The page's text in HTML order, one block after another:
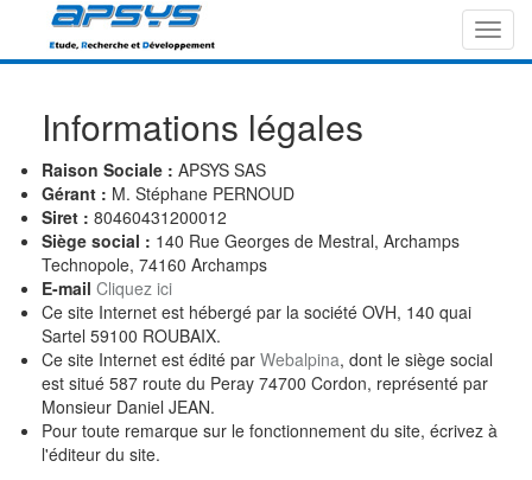
Informations légales
Raison Sociale : APSYS SAS
Gérant : M. Stéphane PERNOUD
Siret : 80460431200012
Siège social : 140 Rue Georges de Mestral, Archamps
Technopole, 74160 Archamps
E-mail Cliquez ici
Ce site Internet est hébergé par la société OVH, 140 quai
Sartel 59100 ROUBAIX.
Ce site Internet est édité par Webalpina, dont le siège social
est situé 587 route du Peray 74700 Cordon, représenté par
Monsieur Daniel JEAN.
Pour toute remarque sur le fonctionnement du site, écrivez à
l'éditeur du site.